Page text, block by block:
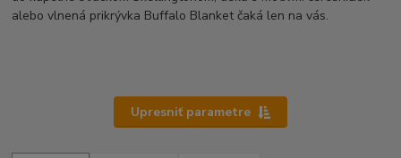
alebo vlnená prikrývka Buffalo Blanket čaká len na vás.
Upresniť parametre